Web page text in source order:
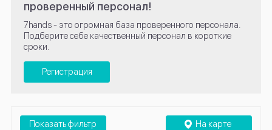
проверенный персонал!
7hands - это огромная база проверенного персонала.
Подберите себе качественный персонал в короткие
сроки.
Регистрация
На карте
Показать фильтр